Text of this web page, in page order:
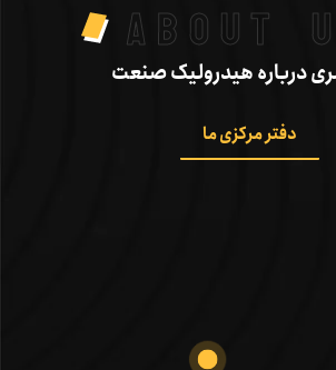
abOUT
درباره هیدرولیک صنعت
دفتر مرکزی ما